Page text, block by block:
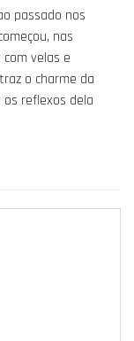
passado nos
nas
velas e
o charme da
reflexos dela